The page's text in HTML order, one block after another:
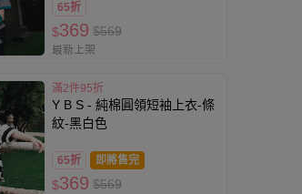
65折
$369 $569
最新上架
滿2件95折
Y B S - 純棉圓領短袖上衣-條
紋-黑白色
65折 即將售完
$369 $569